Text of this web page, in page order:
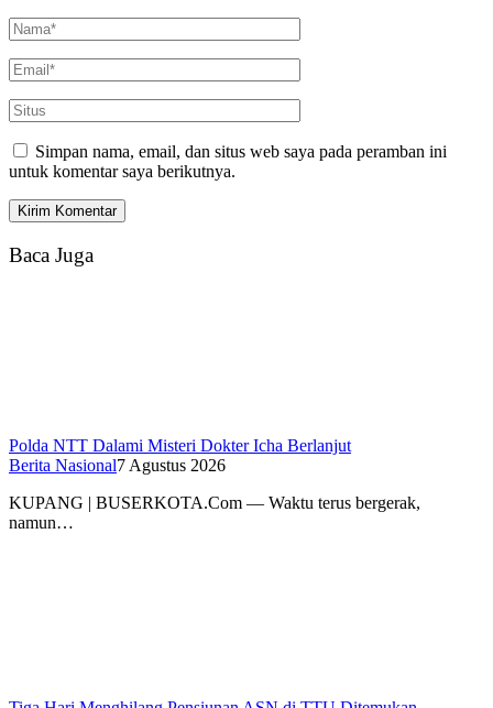
Simpan nama, email, dan situs web saya pada peramban ini
untuk komentar saya berikutnya.
Baca Juga
Polda NTT Dalami Misteri Dokter Icha Berlanjut
Berita Nasional7 Agustus 2026
KUPANG | BUSERKOTA.Com — Waktu terus bergerak,
namun…